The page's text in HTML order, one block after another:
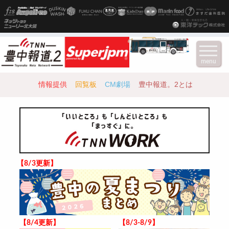
情報提供 回覧板 CM劇場 豊中報道。2とは
【8/3更新】
【8/4更新】 【8/3-8/9】
menu